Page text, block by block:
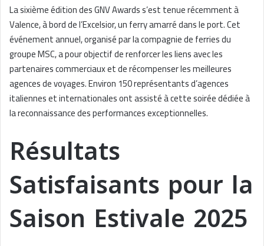
La sixième édition des GNV Awards s’est tenue récemment à
Valence, à bord de l’Excelsior, un ferry amarré dans le port. Cet
événement annuel, organisé par la compagnie de ferries du
groupe MSC, a pour objectif de renforcer les liens avec les
partenaires commerciaux et de récompenser les meilleures
agences de voyages. Environ 150 représentants d’agences
italiennes et internationales ont assisté à cette soirée dédiée à
la reconnaissance des performances exceptionnelles.
Résultats
Satisfaisants pour la
Saison Estivale 2025